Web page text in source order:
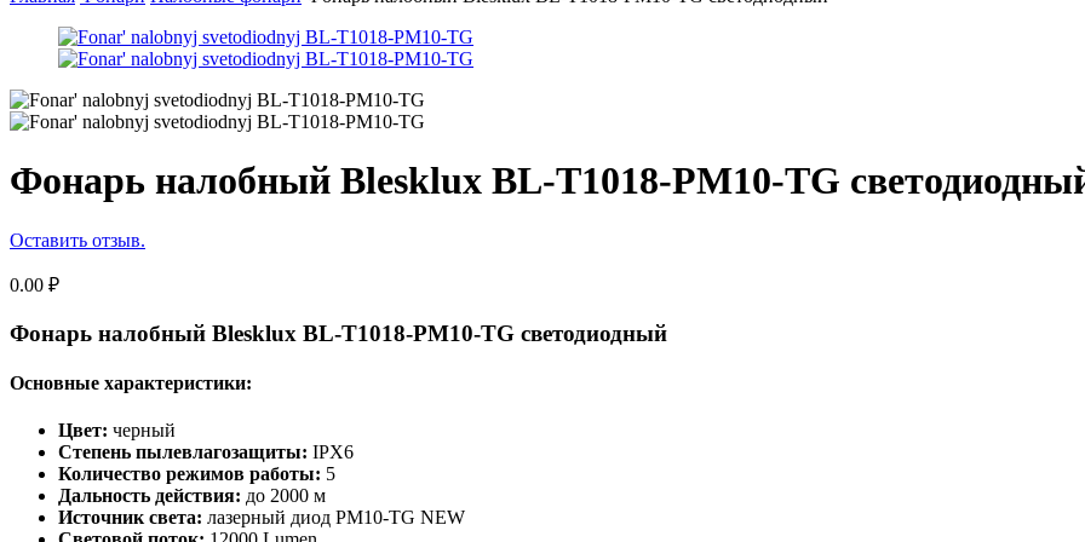
Фонарь налобный Blesklux BL-T1018-PM10-TG
Оставить отзыв.
0.00 ₽
Фонарь налобный Blesklux BL-T1018-PM10-TG светодиодный
Основные характеристики:
Цвет: черный
Степень пылевлагозащиты: IPX6
Количество режимов работы: 5
Дальность действия: до 2000 м
Источник света: лазерный диод PM10-TG NEW